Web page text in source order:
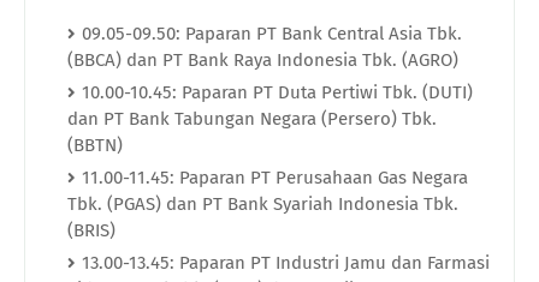
09.05-09.50: Paparan PT Bank Central Asia Tbk.
(BBCA) dan PT Bank Raya Indonesia Tbk. (AGRO)
10.00-10.45: Paparan PT Duta Pertiwi Tbk. (DUTI)
dan PT Bank Tabungan Negara (Persero) Tbk.
(BBTN)
11.00-11.45: Paparan PT Perusahaan Gas Negara
Tbk. (PGAS) dan PT Bank Syariah Indonesia Tbk.
(BRIS)
13.00-13.45: Paparan PT Industri Jamu dan Farmasi